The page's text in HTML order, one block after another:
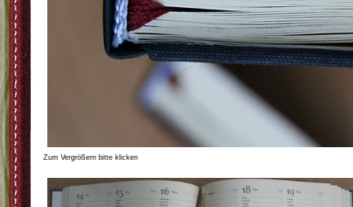
Zum Vergrößern bitte klicken